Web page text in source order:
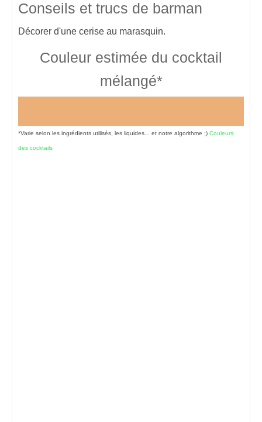
Conseils et trucs de barman
Décorer d'une cerise au marasquin.
Couleur estimée du cocktail
mélangé*
*Varie selon les ingrédients utilisés, les liquides... et notre algorithme ;) Couleurs
des cocktails